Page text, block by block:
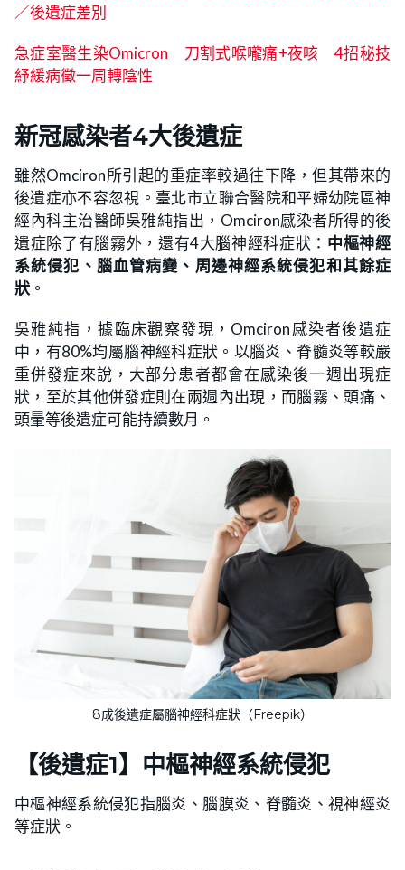
／後遺症差別
急症室醫生染Omicron 刀割式喉嚨痛+夜咳 4招秘技
紓緩病徵一周轉陰性
新冠感染者4大後遺症
雖然Omciron所引起的重症率較過往下降，但其帶來的
後遺症亦不容忽視。臺北市立聯合醫院和平婦幼院區神
經內科主治醫師吳雅純指出，Omciron感染者所得的後
遺症除了有腦霧外，還有4大腦神經科症狀： 中樞神經
系統侵犯、腦血管病變、周邊神經系統侵犯和其餘症
狀 。
吳雅純指，據臨床觀察發現，Omciron感染者後遺症
中，有80%均屬腦神經科症狀。以腦炎、脊髓炎等較嚴
重併發症來說，大部分患者都會在感染後一週出現症
狀，至於其他併發症則在兩週內出現，而腦霧、頭痛、
頭暈等後遺症可能持續數月。
8成後遺症屬腦神經科症狀（Freepik）
【後遺症1】 中樞神經系統侵犯
中樞神經系統侵犯指腦炎、腦膜炎、脊髓炎、視神經炎
等症狀。